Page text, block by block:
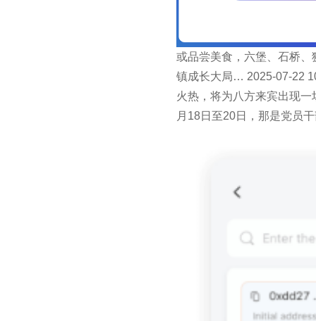
或品尝美食，六堡、石桥、
镇成长大局… 2025-07-22
火热，将为八方来宾出现
月18日至20日，那是党员